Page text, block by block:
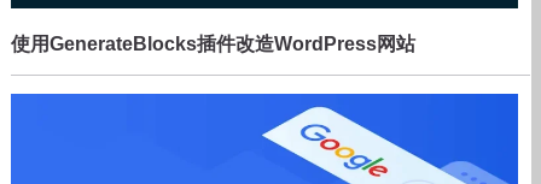
使用GenerateBlocks插件改造WordPress网站